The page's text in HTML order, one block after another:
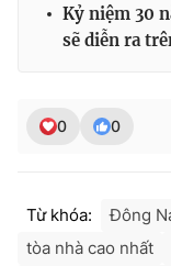
Kỷ niệm 30
sẽ diễn ra
0 0
Từ khóa: Đông
tòa nhà cao nhất